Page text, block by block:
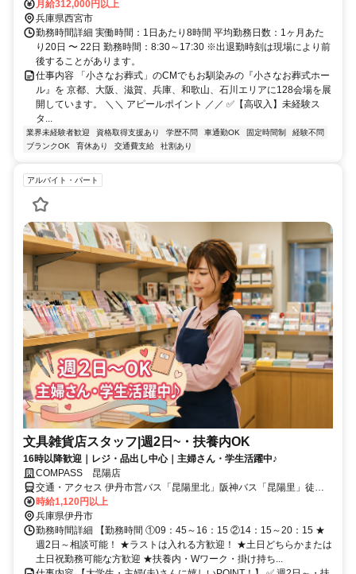
月給312,000円以上
兵庫県西宮市
勤務時間詳細 実働時間：1日あたり8時間 平均勤務日数：1ヶ月あた
り20日 〜 22日 勤務時間：8:30～17:30 ※出退勤時刻は現場により前
後することがあります。
仕事内容 「小さなお葬式」のCMでもお馴染みの『小さなお葬式ホー
ル』を 京都、大阪、滋賀、兵庫、和歌山、石川エリアに128会場を展
開しています。 ＼＼ アピールポイント ／／ ✅【高収入】未経験ス
タ...
業界未経験者歓迎 資格取得支援あり 学歴不問 車通勤OK 固定時間制
経験不問
ブランクOK
育休あり 交通費支給 社割あり
アルバイト・パート
文具雑貨店スタッフ|週2日~・扶養内OK
16時以降歓迎｜レジ・品出し中心｜主婦さん・学生活躍中♪
COMPASS 昆陽店
交通・アクセス 伊丹市営バス「昆陽里北」阪神バス「昆陽里」徒歩2
分 武庫之荘駅から自転車15分
時給1,120円以上
兵庫県伊丹市
勤務時間詳細 【勤務時間 ①09：45～16：15 ②14：15～20：15 ★
週2日～相談可能！ ★ラストは入れる方歓迎！ ★土日どちらかまたは
土日祝勤務可能な方歓迎 ★扶養内・Wワーク・掛け持ち...